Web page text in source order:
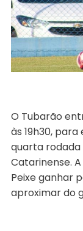
O Tubarão
às 19h30,
quarta rodada
Catarinense.
Peixe ganhar
aproximar do